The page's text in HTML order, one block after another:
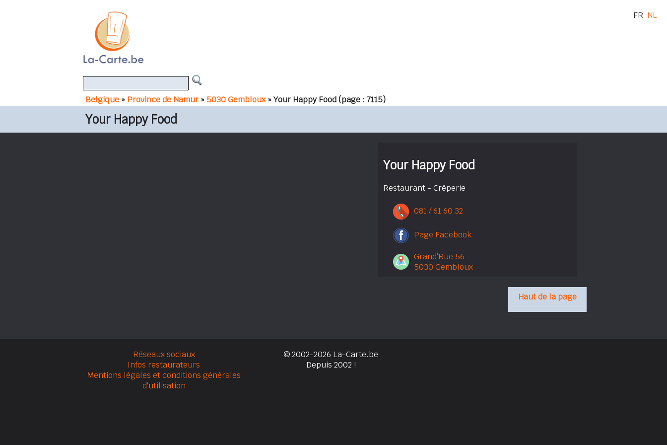
Belgique » Province de Namur» 5030 Gembloux » Your Happy Food(page : 7115)
FR NL
Your Happy Food
Your Happy Food
Restaurant - Crêperie
081 / 61 60 32
Page Facebook
Grand'Rue 56
5030 Gembloux
Haut de la page
Réseaux sociaux
Infos restaurateurs
Mentions légales et conditions générales
d'utilisation
© 2002-2026 La-Carte.be
Depuis 2002 !